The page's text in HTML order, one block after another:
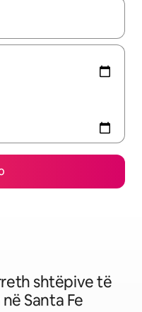
lëviz me butonat e
shtëpive të
Santa Fe